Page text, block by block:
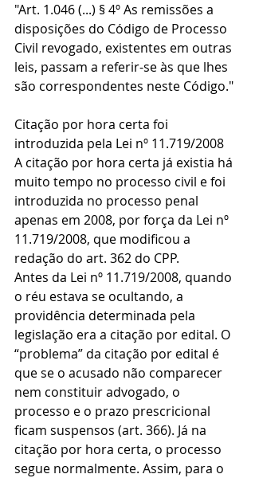
"Art. 1.046 (...) § 4º As remissões a
disposições do Código de Processo
Civil revogado, existentes em outras
leis, passam a referir-se às que lhes
são correspondentes neste Código."
Citação por hora certa foi
introduzida pela Lei nº 11.719/2008
A citação por hora certa já existia há
muito tempo no processo civil e foi
introduzida no processo penal
apenas em 2008, por força da Lei nº
11.719/2008, que modificou a
redação do art. 362 do CPP.
Antes da Lei nº 11.719/2008, quando
o réu estava se ocultando, a
providência determinada pela
legislação era a citação por edital. O
“problema” da citação por edital é
que se o acusado não comparecer
nem constituir advogado, o
processo e o prazo prescricional
ficam suspensos (art. 366). Já na
citação por hora certa, o processo
segue normalmente. Assim, para o